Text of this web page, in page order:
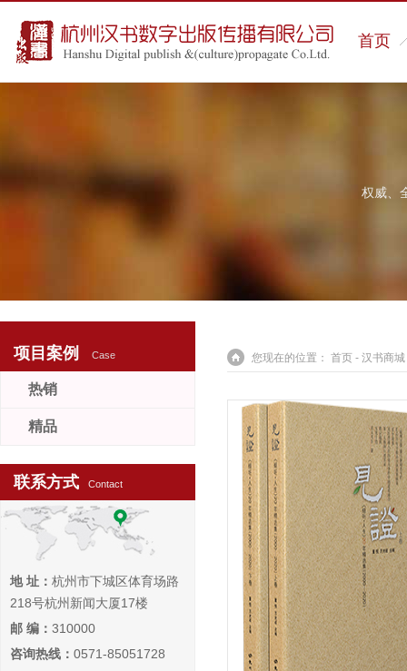
首页
权威、
您现在的位置： 首页 - 汉书商城
项目案例 Case
热销
精品
联系方式 Contact
地 址： 杭州市下城区体育场路
218号杭州新闻大厦17楼
邮 编： 310000
咨询热线： 0571-85051728